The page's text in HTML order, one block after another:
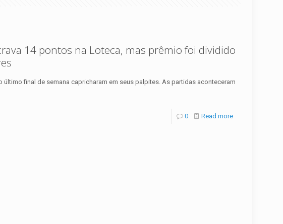
14 pontos na Loteca, mas prêmio foi dividido
final de semana capricharam em seus palpites. As partidas aconteceram
0 Read more